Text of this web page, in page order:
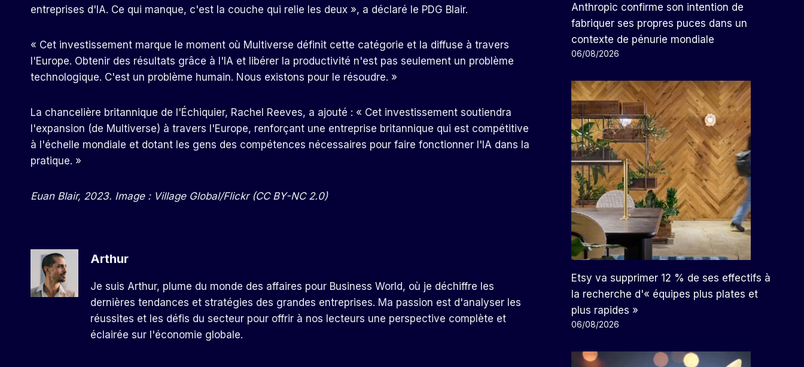
entreprises d'IA. Ce qui manque, c'est la couche qui relie les deux », a déclaré le PDG Blair.
« Cet investissement marque le moment où Multiverse définit cette catégorie et la diffuse à travers
l'Europe. Obtenir des résultats grâce à l'IA et libérer la productivité n'est pas seulement un problème
technologique. C'est un problème humain. Nous existons pour le résoudre. »
La chancelière britannique de l'Échiquier, Rachel Reeves, a ajouté : « Cet investissement soutiendra
l'expansion (de Multiverse) à travers l'Europe, renforçant une entreprise britannique qui est compétitive
à l'échelle mondiale et dotant les gens des compétences nécessaires pour faire fonctionner l'IA dans la
pratique. »
Euan Blair, 2023. Image : Village Global/Flickr (CC BY-NC 2.0)
Arthur
Je suis Arthur, plume du monde des affaires pour Business World, où je déchiffre les
dernières tendances et stratégies des grandes entreprises. Ma passion est d'analyser les
réussites et les défis du secteur pour offrir à nos lecteurs une perspective complète et
éclairée sur l'économie globale.
Anthropic confirme son intention de
fabriquer ses propres puces dans un
contexte de pénurie mondiale
06/08/2026
Etsy va supprimer 12 % de ses effectifs à
la recherche d'« équipes plus plates et
plus rapides »
06/08/2026